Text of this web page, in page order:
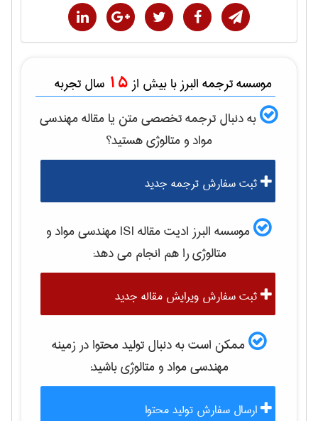
موسسه ترجمه البرز با بیش از 15 سال تجربه
به دنبال ترجمه تخصصی متن یا مقالهمهندسی
مواد و متالوژیهستید؟
ثبت سفارش ترجمه جدید
موسسه البرز ادیت مقاله ISI
مهندسی مواد و
متالوژیرا هم انجام می دهد:
ثبت سفارش ویرایش مقاله جدید
ممکن است به دنبال تولید محتوا در زمینه
مهندسی مواد و متالوژیباشید:
ارسال سفارش تولید محتوا